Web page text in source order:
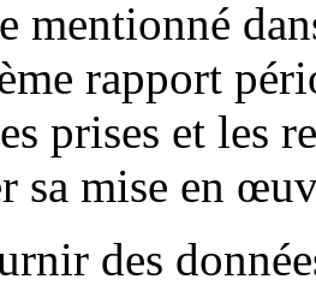
mentionné
rapport
prises et les
sa mise en
des